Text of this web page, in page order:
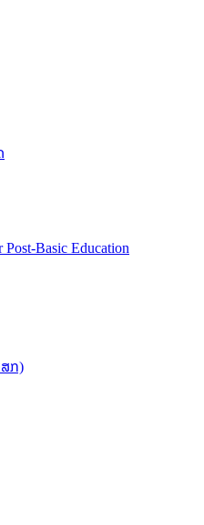
Basic Education
ກ)